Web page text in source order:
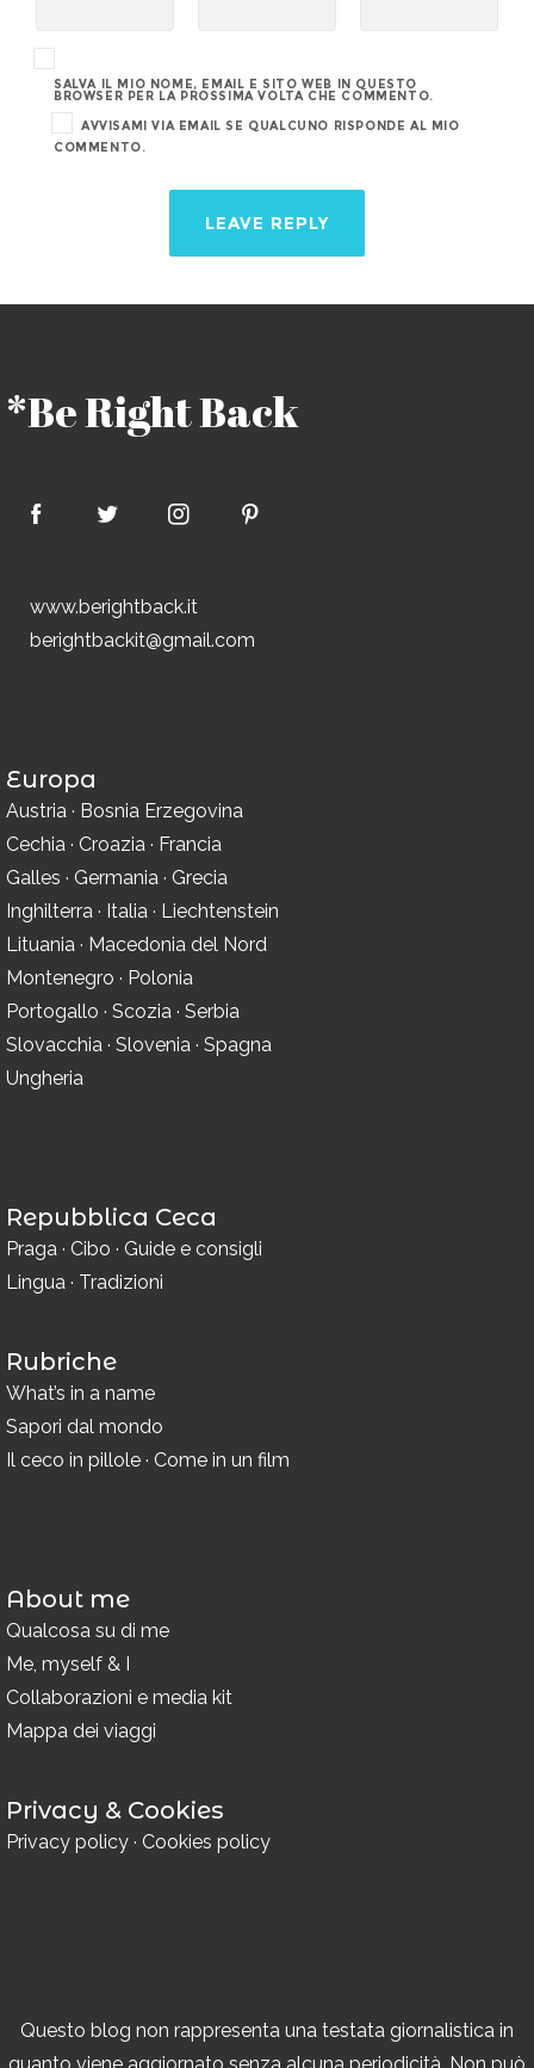
SALVA IL MIO NOME, EMAIL E SITO WEB IN QUESTO
BROWSER PER LA PROSSIMA VOLTA CHE COMMENTO.
AVVISAMI VIA EMAIL SE QUALCUNO RISPONDE AL MIO
COMMENTO.
*Be Right Back
www.berightback.it
berightbackit@gmail.com
Europa
Austria · Bosnia Erzegovina
Cechia · Croazia · Francia
Galles · Germania · Grecia
Inghilterra · Italia · Liechtenstein
Lituania · Macedonia del Nord
Montenegro · Polonia
Portogallo · Scozia · Serbia
Slovacchia · Slovenia · Spagna
Ungheria
Repubblica Ceca
Praga · Cibo · Guide e consigli
Lingua · Tradizioni
Rubriche
What’s in a name
Sapori dal mondo
Il ceco in pillole · Come in un film
About me
Qualcosa su di me
Me, myself & I
Collaborazioni e media kit
Mappa dei viaggi
Privacy & Cookies
Privacy policy · Cookies policy
Questo blog non rappresenta una testata giornalistica in